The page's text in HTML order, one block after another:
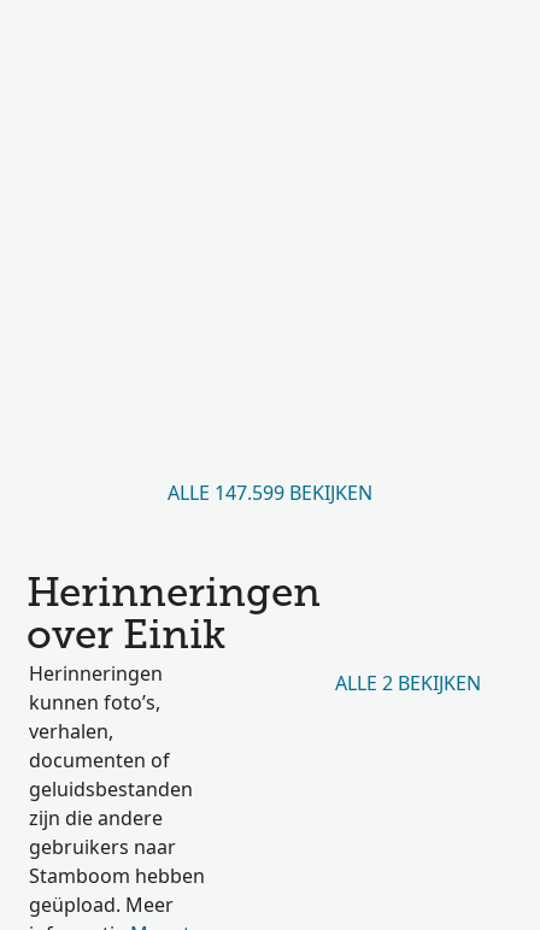
ALLE 147.599 BEKIJKEN
Herinneringen
over Einik
Herinneringen
kunnen foto’s,
verhalen,
documenten of
geluidsbestanden
zijn die andere
gebruikers naar
Stamboom hebben
geüpload. Meer
ALLE 2 BEKIJKEN